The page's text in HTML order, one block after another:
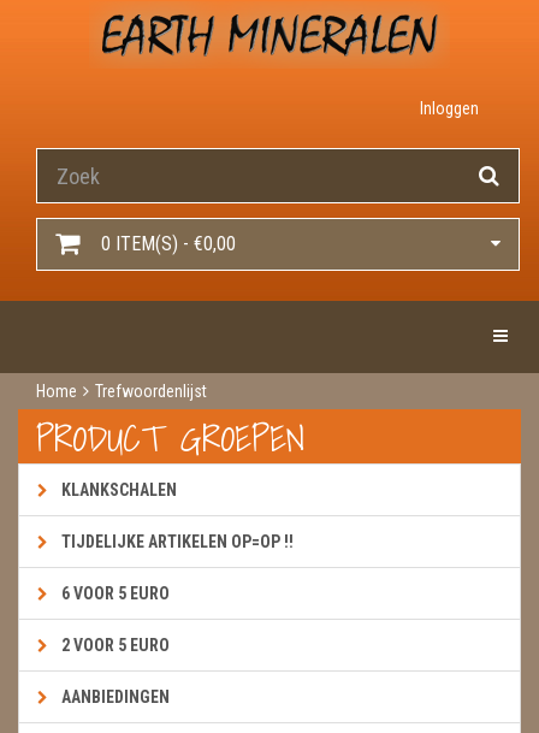
Inloggen
0 ITEM(S) - €0,00
Home Trefwoordenlijst
PRODUCT GROEPEN
KLANKSCHALEN
TIJDELIJKE ARTIKELEN OP=OP !!
6 VOOR 5 EURO
2 VOOR 5 EURO
AANBIEDINGEN